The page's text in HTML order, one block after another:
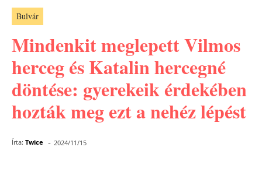
Bulvár
Mindenkit meglepett Vilmos
herceg és Katalin hercegné
döntése: gyerekeik érdekében
hozták meg ezt a nehéz lépést
Írta: Twice - 2024/11/15